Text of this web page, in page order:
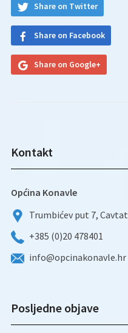
Share on Twitter
Share on Facebook
Share on Google+
Kontakt
Općina Konavle
Trumbićev put 7, Cavtat
+385 (0)20 478401
info@opcinakonavle.hr
Posljedne objave